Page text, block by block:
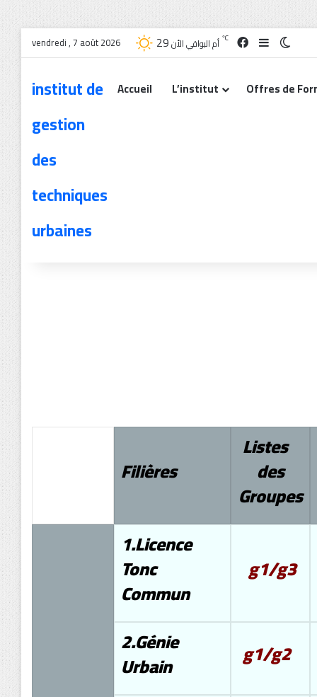
vendredi , 7 août 2026 أم البواقي الأن ℃
institut de
gestion
des
techniques
urbaines
Accueil L’institut Offres de
Filières
Listes
des
Groupes
1.Licence
Tonc
Commun
g1/g3
2.Génie
Urbain
g1/g2